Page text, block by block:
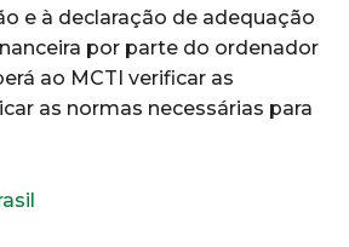
e à declaração de adequação
por parte do ordenador
ao MCTI verificar as
as normas necessárias para